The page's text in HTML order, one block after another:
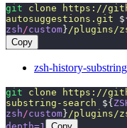
git clone https://
autosuggestions.git
zsh /custom } /plugins/
Copy
zsh-history-
git clone https://
substring-search ${
zsh /custom } /plugins/